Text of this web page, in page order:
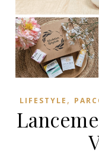
LIFESTYLE ,